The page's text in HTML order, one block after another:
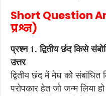
Short Question
प्रश्न)
प्रश्न 1. द्वितीय छंद किसे
उत्तर
द्वितीय छंद में मेघ को संबांधित
परोपकार हेत जो जन्म लिया